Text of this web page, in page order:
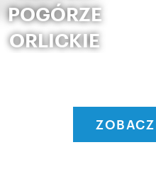
POGÓRZE
ORLICKIE